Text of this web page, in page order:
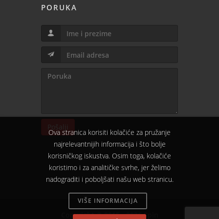
PORUKA
Pošalji
Copyright © 2015 - 2026 Spin
Ova stranica korisiti kolačiće za pružanje
najrelevantnijih informacija i što bolje
korisničkog iskustva. Osim toga, kolačiće
koristimo i za analitičke svrhe, jer želimo
nadograditi i poboljšati našu web stranicu.
VIŠE INFORMACIJA